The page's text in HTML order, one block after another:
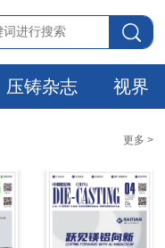
压铸杂志 视界
更多 >